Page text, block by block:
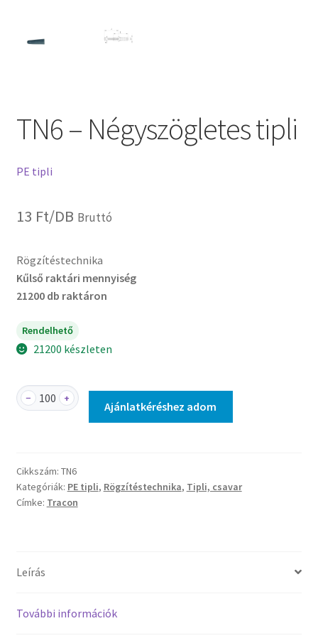
TN6 – Négyszögletes tipli
PE tipli
13 Ft/DB Bruttó
Rögzítéstechnika
Kűlső raktári mennyiség
21200 db raktáron
Rendelhető
21200 készleten
TN6
mennyiség
− +
Ajánlatkéréshez adom
Cikkszám: TN6
Kategóriák: PE tipli, Rögzítéstechnika, Tipli, csavar
Címke: Tracon
Leírás
További információk